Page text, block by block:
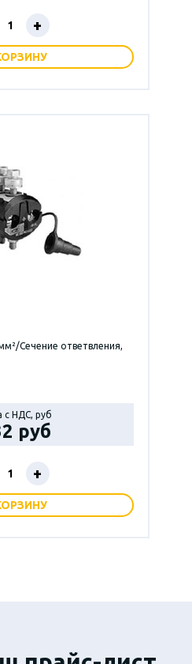
+
Сечение ответвления,
с НДС, руб
руб
+